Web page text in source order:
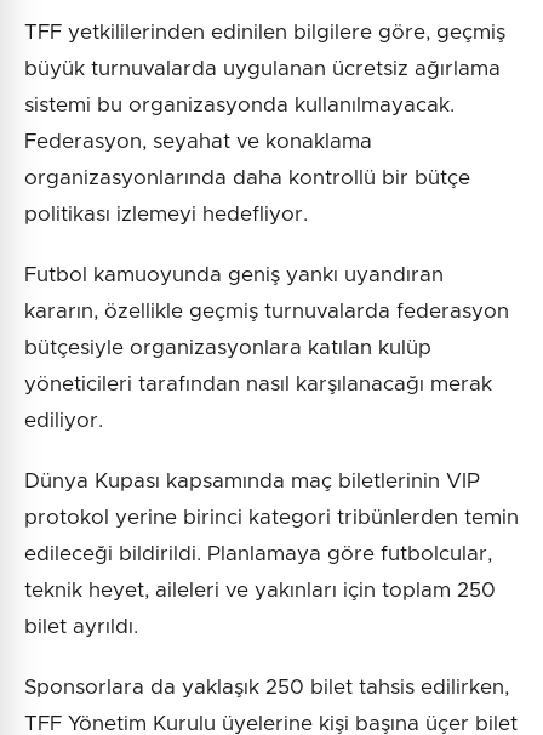
TFF yetkililerinden edinilen bilgilere göre, geçmiş
büyük turnuvalarda uygulanan ücretsiz ağırlama
sistemi bu organizasyonda kullanılmayacak.
Federasyon, seyahat ve konaklama
organizasyonlarında daha kontrollü bir bütçe
politikası izlemeyi hedefliyor.
Futbol kamuoyunda geniş yankı uyandıran
kararın, özellikle geçmiş turnuvalarda federasyon
bütçesiyle organizasyonlara katılan kulüp
yöneticileri tarafından nasıl karşılanacağı merak
ediliyor.
Dünya Kupası kapsamında maç biletlerinin VIP
protokol yerine birinci kategori tribünlerden temin
edileceği bildirildi. Planlamaya göre futbolcular,
teknik heyet, aileleri ve yakınları için toplam 250
bilet ayrıldı.
Sponsorlara da yaklaşık 250 bilet tahsis edilirken,
TFF Yönetim Kurulu üyelerine kişi başına üçer bilet